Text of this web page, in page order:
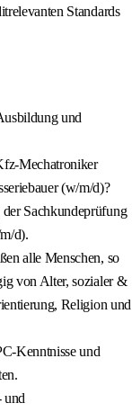
Standards
und
Mechatroniker
(w/m/d)?
Sachkundeprüfung
d).
alle Menschen, so
von Alter, sozialer &
Religion und
Kenntnisse und
und